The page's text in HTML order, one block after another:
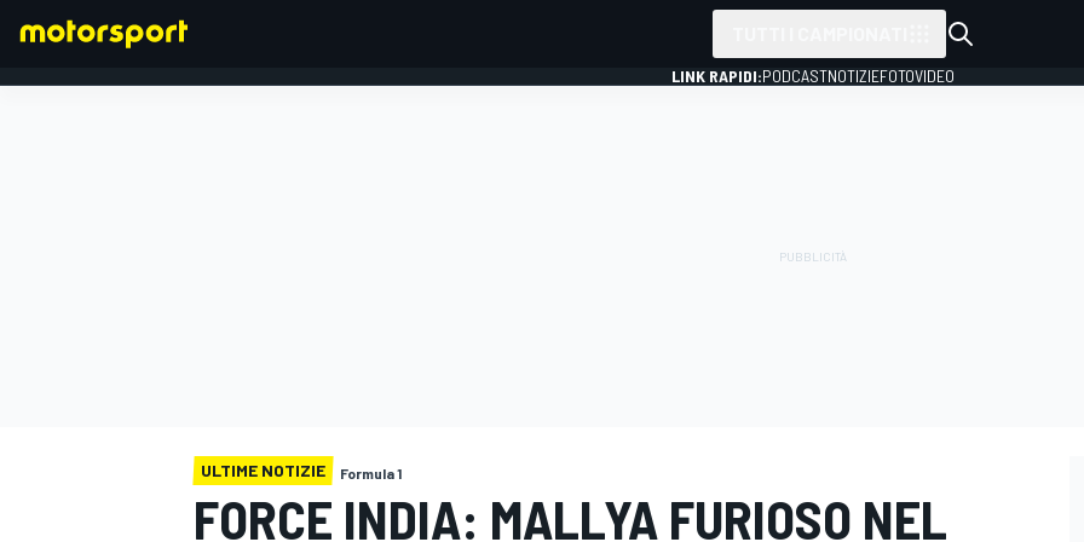
LINK RAPIDI:PODCASTNOTIZIEFOTOVIDEO
ULTIME NOTIZIE Formula 1
FORCE INDIA: MALLYA FURIOSO NEL